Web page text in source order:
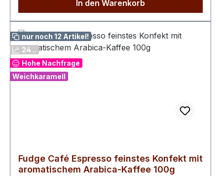
In den Warenkorb
nur noch 12 Artikel!
24 ..
Hohe Nachfrage
Weichkaramell
Fudge Café Espresso feinstes Konfekt mit
aromatischem Arabica-Kaffee 100g